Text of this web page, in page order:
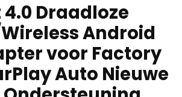
Draadloze
Android
voor Factory
Auto Nieuwe